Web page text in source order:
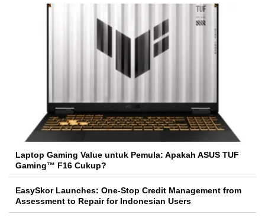
Laptop Gaming Value untuk Pemula: Apakah ASUS TUF
Gaming™ F16 Cukup?
EasySkor Launches: One-Stop Credit Management from
Assessment to Repair for Indonesian Users